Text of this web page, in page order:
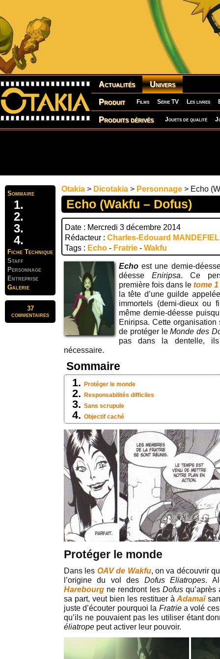
Actualités Univers
Produit Films Série TV Les livres
Produits dérivés Jouets de qualité
Sommaire
Fiche Technique
Staff
Personnage
Entreprise
Galerie
37
commentaires
Otakia > Dicotakia > Personnage > Echo
Echo (Wakfu – Dofus)
Date : Mercredi 3 décembre 2014
Rédacteur : Charles-Edouard
Tags : Echo - Fratrie - Wakfu
Echo est une demie-
déesse Eniripsa. Ce
première fois dans letome
la tête d’une guilde
immortels (demi-dieux ou
même demie-déesse
Eniripsa. Cette
de protéger leMonde des
pas dans la dentelle,
nécessaire.
Sommaire
Protéger le monde
Responsabilités difficiles
Sans scrupule
Objectif caché
Protéger le monde
Dans les OAV de Wakfu, on va découvrir
l’origine du vol des Dofus Eliatropes.
Harebourg ne rendront les Dofusqu’après
sa part, veut bien les restituer àAdamaï
juste d’écouter pourquoi la Fratriea volé
qu’ils ne pouvaient pas les utiliser étant
éliatrope peut activer leur pouvoir.